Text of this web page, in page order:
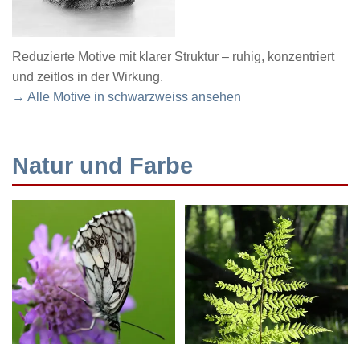
Reduzierte Motive mit klarer Struktur – ruhig, konzentriert
und zeitlos in der Wirkung.
→ Alle Motive in schwarzweiss ansehen
Natur und Farbe